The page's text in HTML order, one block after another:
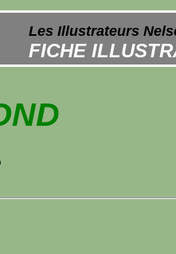
Les Illustrateurs
FICHE